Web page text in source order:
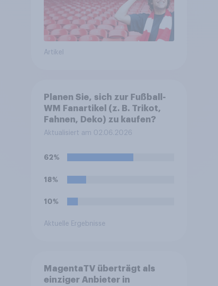
Artikel
Planen Sie, sich zur Fußball-
WM Fanartikel (z. B. Trikot,
Fahnen, Deko) zu kaufen?
Aktualisiert am 02.06.2026
62%
18%
10%
Aktuelle Ergebnisse
MagentaTV überträgt als
einziger Anbieter in